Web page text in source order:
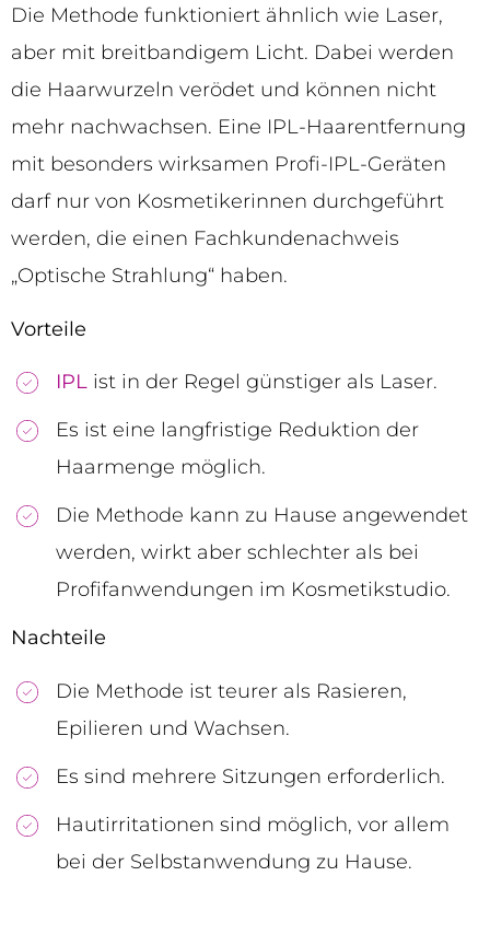
Die Methode funktioniert ähnlich wie Laser,
aber mit breitbandigem Licht. Dabei werden
die Haarwurzeln verödet und können nicht
mehr nachwachsen. Eine IPL-Haarentfernung
mit besonders wirksamen Profi-IPL-Geräten
darf nur von Kosmetikerinnen durchgeführt
werden, die einen Fachkundenachweis
„Optische Strahlung“ haben.
Vorteile
IPL ist in der Regel günstiger als Laser.
Es ist eine langfristige Reduktion der
Haarmenge möglich.
Die Methode kann zu Hause angewendet
werden, wirkt aber schlechter als bei
Profifanwendungen im Kosmetikstudio.
Nachteile
Die Methode ist teurer als Rasieren,
Epilieren und Wachsen.
Es sind mehrere Sitzungen erforderlich.
Hautirritationen sind möglich, vor allem
bei der Selbstanwendung zu Hause.